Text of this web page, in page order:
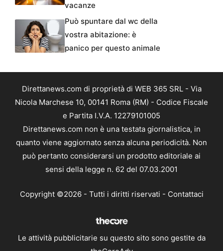
vacanze
Può spuntare dal wc della
vostra abitazione: è
panico per questo animale
Direttanews.com di proprietà di WEB 365 SRL - Via
Nicola Marchese 10, 00141 Roma (RM) - Codice Fiscale
e Partita I.V.A. 12279101005
Direttanews.com non è una testata giornalistica, in
quanto viene aggiornato senza alcuna periodicità. Non
può pertanto considerarsi un prodotto editoriale ai
sensi della legge n. 62 del 07.03.2001
Copyright ©2026 - Tutti i diritti riservati - Contattaci
Le attività pubblicitarie su questo sito sono gestite da